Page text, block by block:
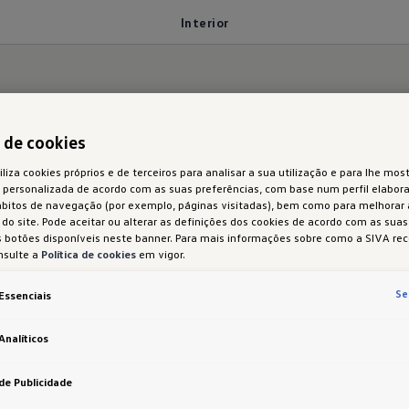
Interior
para
para até cinco pessoas e numerosas funções
assimetricamente
com apoio de braços central
e expansivo
, com os seus pespontos
e materiais reciclados de alta qualidade (forro
cookies
cookies próprios e de terceiros para analisar a sua utilização e para lhe
de acordo com as suas preferências, com base num perfil
de navegação (por exemplo, páginas visitadas), bem como para melhorar
site. Pode aceitar ou alterar as definições dos cookies de acordo com as
botões disponíveis neste banner. Para mais informações sobre como a SIVA
a Política de cookies em vigor.
Publicidade